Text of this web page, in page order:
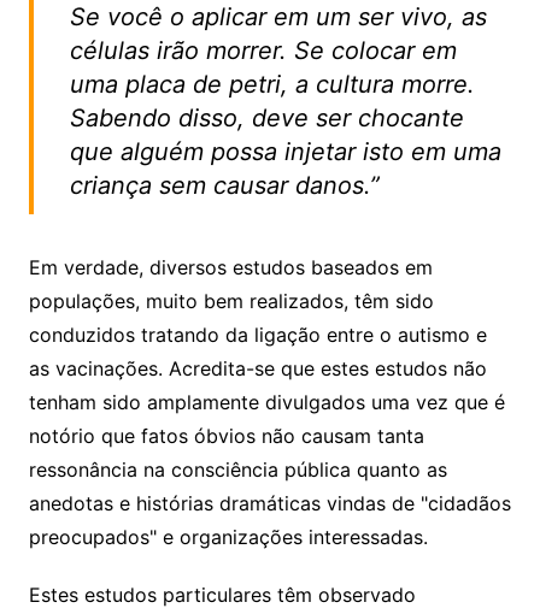
Se você o aplicar em um ser vivo, as
células irão morrer. Se colocar em
uma placa de petri, a cultura morre.
Sabendo disso, deve ser chocante
que alguém possa injetar isto em uma
criança sem causar danos.”
Em verdade, diversos estudos baseados em
populações, muito bem realizados, têm sido
conduzidos tratando da ligação entre o autismo e
as vacinações. Acredita-se que estes estudos não
tenham sido amplamente divulgados uma vez que é
notório que fatos óbvios não causam tanta
ressonância na consciência pública quanto as
anedotas e histórias dramáticas vindas de "cidadãos
preocupados" e organizações interessadas.
Estes estudos particulares têm observado